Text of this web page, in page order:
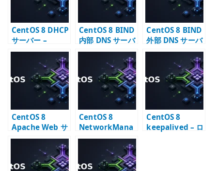
CentOS 8 DHCP
サーバー –
dhcpd.conf の
基本設定
CentOS 8 BIND
内部 DNS サーバ
ー – forwarder
と内部ゾーン
CentOS 8 BIND
外部 DNS サーバ
ー – 公開ゾーン
CentOS 8
Apache Web サ
ーバー – httpd
の基本設定
CentOS 8
NetworkMana
ger IP アドレス
設定 – DHCP /
static /
disabled
CentOS 8
keepalived – ロ